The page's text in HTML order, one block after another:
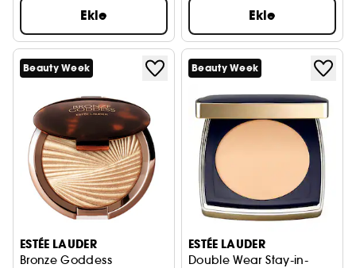
Ekle Ekle
Beauty Week
ESTÉE LAUDER
Bronze Goddess
Beauty Week
ESTÉE LAUDER
Double Wear Stay-in-